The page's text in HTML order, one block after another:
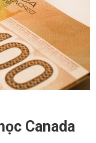
Canada